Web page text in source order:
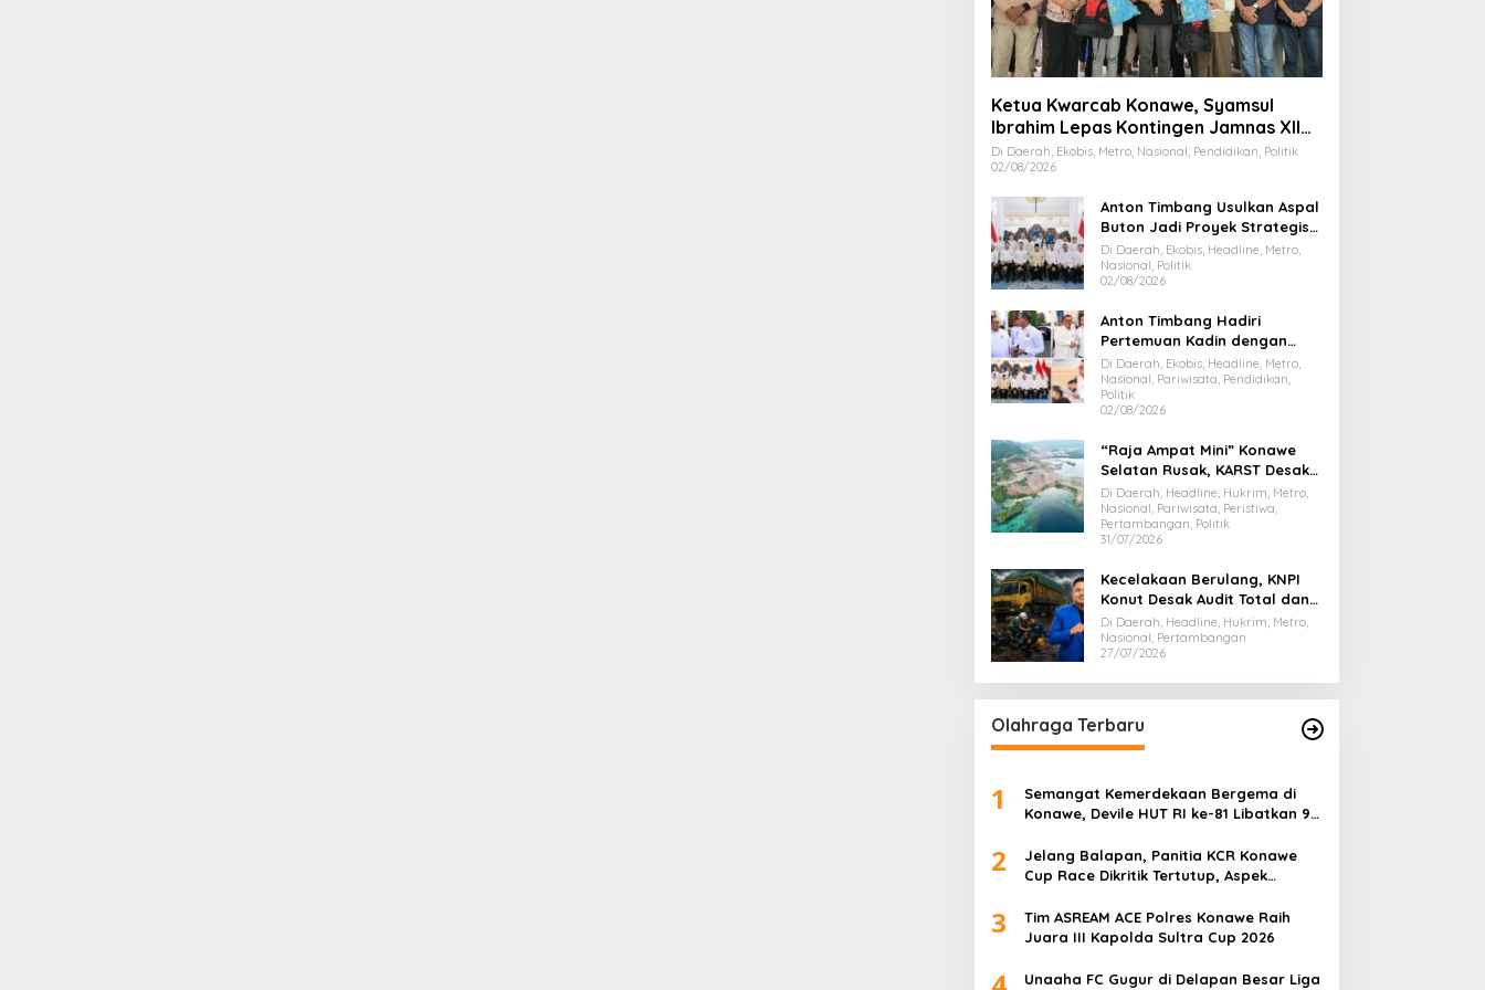
Ketua Kwarcab Konawe, Syamsul
Ibrahim Lepas Kontingen Jamnas XII
2026
Di Daerah, Ekobis, Metro, Nasional, Pendidikan, Politik
02/08/2026
Anton Timbang Usulkan Aspal
Buton Jadi Proyek Strategis
Nasional
Di Daerah, Ekobis, Headline, Metro,
Nasional, Politik
02/08/2026
Anton Timbang Hadiri
Pertemuan Kadin dengan
Presiden Prabowo, Bawa Misi
Majukan Ekonomi Sultra
Di Daerah, Ekobis, Headline, Metro,
Nasional, Pariwisata, Pendidikan,
Politik
02/08/2026
“Raja Ampat Mini” Konawe
Selatan Rusak, KARST Desak
Gubernur Evaluasi Total
Dispar Sultra
Di Daerah, Headline, Hukrim, Metro,
Nasional, Pariwisata, Peristiwa,
Pertambangan, Politik
31/07/2026
Kecelakaan Berulang, KNPI
Konut Desak Audit Total dan
Hentikan Hauling PT SPL
Di Daerah, Headline, Hukrim, Metro,
Nasional, Pertambangan
27/07/2026
Olahraga Terbaru
1
Semangat Kemerdekaan Bergema di
Konawe, Devile HUT RI ke-81 Libatkan 98
2
Jelang Balapan, Panitia KCR Konawe
Cup Race Dikritik Tertutup, Aspek
3
Tim ASREAM ACE Polres Konawe Raih
Juara III Kapolda Sultra Cup 2026
Unaaha FC Gugur di Delapan Besar Liga